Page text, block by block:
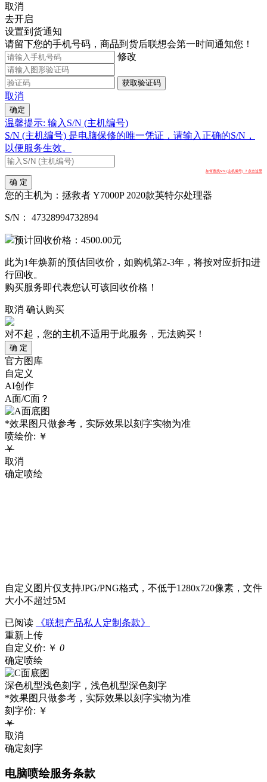
取消
去开启
设置到货通知
请留下您的手机号码，商品到货后联想会第一时间通知您！
修改
获取验证码
取消
确定
温馨提示: 输入S/N (主机编号)
S/N (主机编号) 是电脑保修的唯一凭证，请输入正确的S/N，
以便服务生效。
如何查找S/N (主机编号) ？点击这里
确 定
您的主机为： 拯救者 Y7000P 2020款英特尔处理器
S/N： 47328994732894
预计回收价格： 4500.00元
此为1年焕新的预估回收价，如购机第2-3年，将按对应折扣进
行回收。
购买服务即代表您认可该回收价格！
取消 确认购买
对不起，您的主机不适用于此服务，无法购买！
确 定
官方图库
自定义
AI创作
A面/C面？
*效果图只做参考，实际效果以刻字实物为准
喷绘价: ￥
￥
取消
确定喷绘
自定义图片仅支持JPG/PNG格式，不低于1280x720像素，文件
大小不超过5M
已阅读
《联想产品私人定制条款》
重新上传
自定义价: ￥ 0
确定喷绘
深色机型浅色刻字，浅色机型深色刻字
*效果图只做参考，实际效果以刻字实物为准
刻字价: ￥
￥
取消
确定刻字
电脑喷绘服务条款